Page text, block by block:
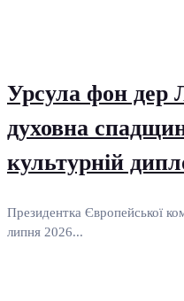
Урсула фон дер
духовна
культурній
Президентка Європейської
липня 2026...